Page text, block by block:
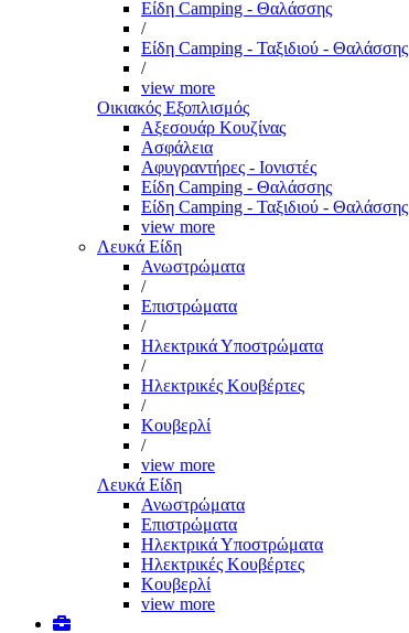
Είδη Camping - Θαλάσσης
/
Είδη Camping - Ταξιδιού - Θαλάσσης
/
view more
Οικιακός Εξοπλισμός
Αξεσουάρ Κουζίνας
Ασφάλεια
Αφυγραντήρες - Ιονιστές
Είδη Camping - Θαλάσσης
Είδη Camping - Ταξιδιού - Θαλάσσης
view more
Λευκά Είδη
Ανωστρώματα
/
Επιστρώματα
/
Ηλεκτρικά Υποστρώματα
/
Ηλεκτρικές Κουβέρτες
/
Κουβερλί
/
view more
Λευκά Είδη
Ανωστρώματα
Επιστρώματα
Ηλεκτρικά Υποστρώματα
Ηλεκτρικές Κουβέρτες
Κουβερλί
view more